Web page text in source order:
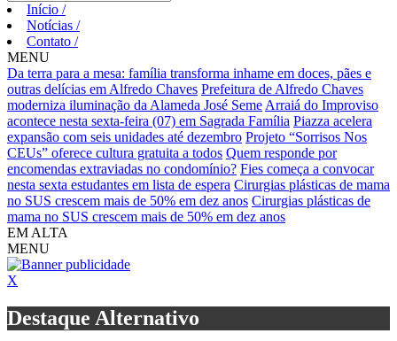
Início /
Notícias /
Contato /
MENU
Da terra para a mesa: família transforma inhame em doces, pães e
outras delícias em Alfredo Chaves Prefeitura de Alfredo Chaves
moderniza iluminação da Alameda José Seme Arraiá do Improviso
acontece nesta sexta-feira (07) em Sagrada Família Piazza acelera
expansão com seis unidades até dezembro Projeto “Sorrisos Nos
CEUs” oferece cultura gratuita a todos Quem responde por
encomendas extraviadas no condomínio? Fies começa a convocar
nesta sexta estudantes em lista de espera Cirurgias plásticas de mama
no SUS crescem mais de 50% em dez anos Cirurgias plásticas de
mama no SUS crescem mais de 50% em dez anos
EM ALTA
MENU
X
Destaque Alternativo